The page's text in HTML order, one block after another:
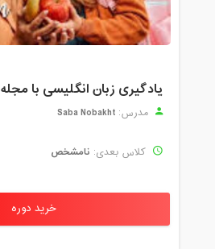
یادگیری زبان انگلیسی با مجله
مدرس: Saba Nobakht
کلاس بعدی: نامشخص
خرید دوره